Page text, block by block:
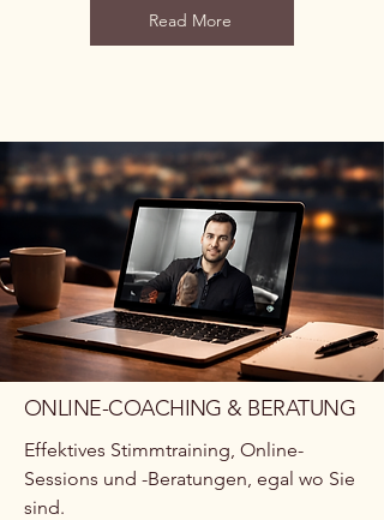
Read More
ONLINE-COACHING & BERATUNG
Effektives Stimmtraining, Online-
Sessions und -Beratungen, egal wo Sie
sind.